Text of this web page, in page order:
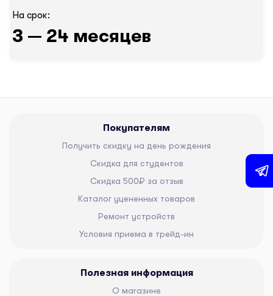
На срок:
3 — 24 месяцев
Покупателям
Получить скидку на день рождения
Скидка для студентов
Скидка 500₽ за отзыв
Каталог уцененных товаров
Ремонт устройств
Условия приема в трейд-ин
Полезная информация
О магазине